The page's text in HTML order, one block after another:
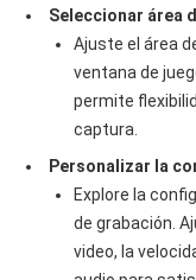
Seleccionar área
Ajuste el área
ventana de
permite
captura.
Personalizar la
Explore la
de grabación.
video, la